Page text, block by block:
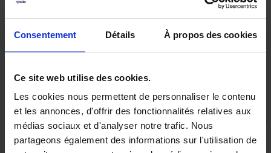
Consentement Détails À propos des cookies
Ce site web utilise des cookies.
Les cookies nous permettent de personnaliser le contenu
et les annonces, d'offrir des fonctionnalités relatives aux
médias sociaux et d'analyser notre trafic. Nous
partageons également des informations sur l'utilisation de
dePilotage RHest complété par deux
logiciels dédiés au
pilotage de la masse
salarialeet à l’édition de
tableaux de bord
ressources humaines
Des données légalesmises à jour
en temps réel pour une BDESE